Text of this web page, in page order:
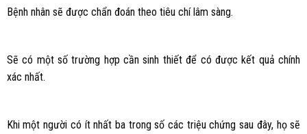
Bệnh nhân sẽ được chẩn đoán theo tiêu chí lâm sàng.
Sẽ có một số trường hợp cần sinh thiết để có được kết quả chính
xác nhất.
Khi một người có ít nhất ba trong số các triệu chứng sau đây, họ sẽ